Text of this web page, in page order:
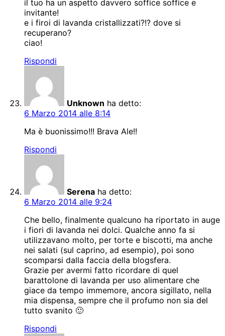
il tuo ha un aspetto davvero soffice soffice e
invitante!
e i firoi di lavanda cristallizzati?!? dove si
recuperano?
ciao!
Rispondi
Unknown ha detto:
6 Marzo 2014 alle 8:14
Ma è buonissimo!!! Brava Ale!!
Rispondi
Serena ha detto:
6 Marzo 2014 alle 9:24
Che bello, finalmente qualcuno ha riportato in auge
i fiori di lavanda nei dolci. Qualche anno fa si
utilizzavano molto, per torte e biscotti, ma anche
nei salati (sul caprino, ad esempio), poi sono
scomparsi dalla faccia della blogsfera.
Grazie per avermi fatto ricordare di quel
barattolone di lavanda per uso alimentare che
giace da tempo immemore, ancora sigillato, nella
mia dispensa, sempre che il profumo non sia del
tutto svanito 🙂
Rispondi